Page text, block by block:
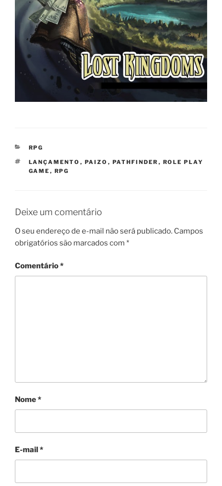
CATEGORIAS
RPG
TAGS
LANÇAMENTO , PAIZO , PATHFINDER , ROLE PLAY
GAME , RPG
Deixe um comentário
O seu endereço de e-mail não será publicado. Campos
obrigatórios são marcados com *
Comentário*
Nome*
E-mail *